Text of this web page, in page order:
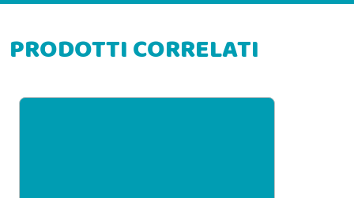
PRODOTTI CORRELATI